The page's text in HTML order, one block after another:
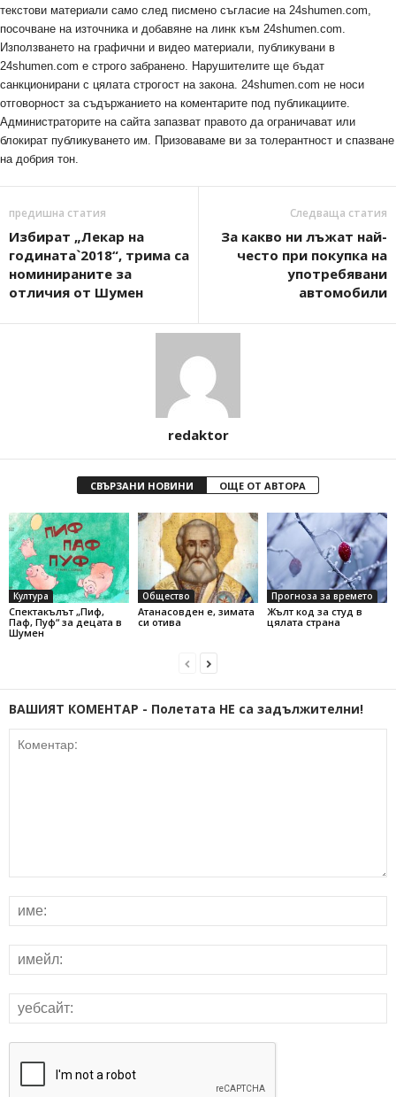
текстови материали само след писмено съгласие на 24shumen.com,
посочване на източника и добавяне на линк към 24shumen.com.
Използването на графични и видео материали, публикувани в
24shumen.com е строго забранено. Нарушителите ще бъдат
санкционирани с цялата строгост на закона. 24shumen.com не носи
отговорност за съдържанието на коментарите под публикациите.
Администраторите на сайта запазват правото да ограничават или
блокират публикуването им. Призоваваме ви за толерантност и спазване
на добрия тон.
предишна статия
Избират „Лекар на
годината`2018“, трима са
номинираните за
отличия от Шумен
Следваща статия
За какво ни лъжат най-
често при покупка на
употребявани
автомобили
redaktor
СВЪРЗАНИ НОВИНИ ОЩЕ ОТ АВТОРА
Култура
Спектакълът „Пиф,
Паф, Пуф“ за децата в
Шумен
Общество
Атанасовден е, зимата
си отива
Прогноза за времето
Жълт код за студ в
цялата страна
ВАШИЯТ КОМЕНТАР - Полетата НЕ са задължителни!